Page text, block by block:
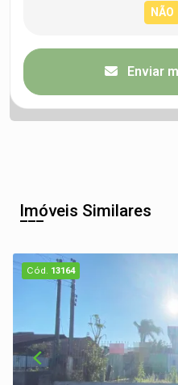
Enviar
Imóveis Similares
Cód. 13164